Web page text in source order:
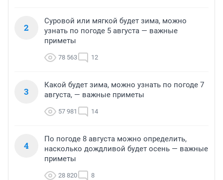
2
Суровой или мягкой будет зима, можно
узнать по погоде 5 августа — важные
приметы
78 563 12
3
Какой будет зима, можно узнать по погоде 7
августа, — важные приметы
57 981 14
4
По погоде 8 августа можно определить,
насколько дождливой будет осень — важные
приметы
28 820 8